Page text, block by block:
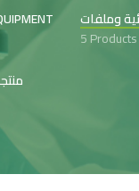
5 Products